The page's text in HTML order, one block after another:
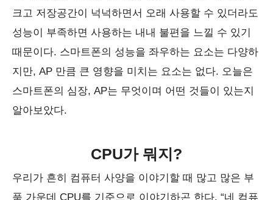
크고 저장공간이 넉넉하면서 오래 사용할 수 있더라도
성능이 부족하면 사용하는 내내 불편을 느낄 수 있기
때문이다. 스마트폰의 성능을 좌우하는 요소는 다양하
지만, AP 만큼 큰 영향을 미치는 요소는 없다. 오늘은
스마트폰의 심장, AP는 무엇이며 어떤 것들이 있는지
알아보았다.
CPU가 뭐지?
우리가 흔히 컴퓨터 사양을 이야기할 때 많고 많은 부
품 가운데 CPU를 기준으로 이야기하곤 한다. “네 컴퓨